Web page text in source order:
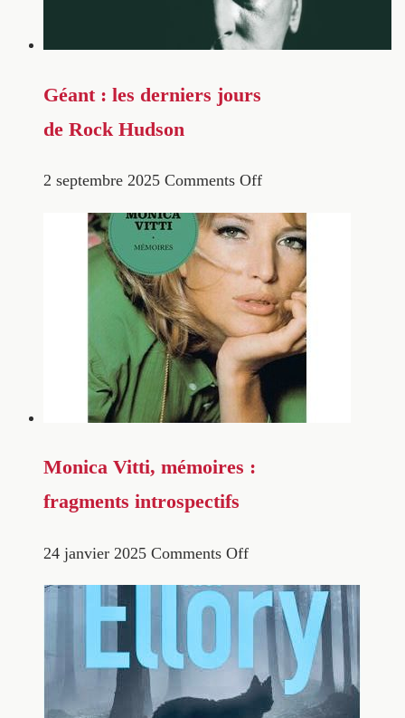
Géant : les derniers jours
de Rock Hudson
2 septembre 2025 Comments Off
Monica Vitti, mémoires :
fragments introspectifs
24 janvier 2025 Comments Off